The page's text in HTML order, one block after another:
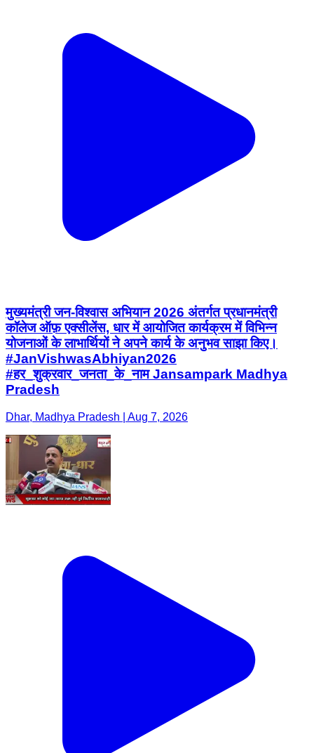
मुख्यमंत्री जन-विश्वास अभियान 2026 अंतर्गत प्रधानमंत्री
कॉलेज ऑफ़ एक्सीलेंस, धार में आयोजित कार्यक्रम में विभिन्न
योजनाओं के लाभार्थियों ने अपने कार्य के अनुभव साझा किए।
#JanVishwasAbhiyan2026
#हर_शुक्रवार_जनता_के_नाम Jansampark Madhya
Pradesh
Dhar, Madhya Pradesh | Aug 7, 2026